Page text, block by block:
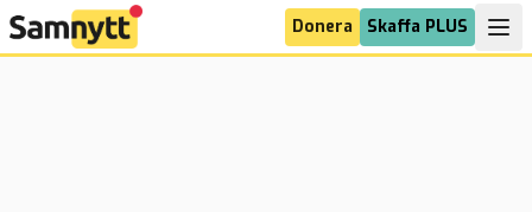
Donera Skaffa PLUS